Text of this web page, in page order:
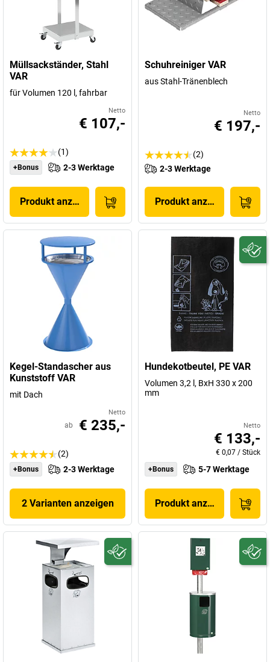
Müllsackständer, Stahl
VAR
für Volumen 120 l, fahrbar
Netto
€ 107,-
(1)
+Bonus 2-3 Werktage
Produkt anzeigen
Schuhreiniger VAR
aus Stahl-Tränenblech
Netto
€ 197,-
(2)
2-3 Werktage
Produkt anzeigen
Kegel-Standascher aus
Kunststoff VAR
mit Dach
Netto
ab € 235,-
(2)
+Bonus 2-3 Werktage
2 Varianten anzeigen
Hundekotbeutel, PE VAR
Volumen 3,2 l, BxH 330 x 200
mm
Netto
€ 133,-
€ 0,07 / Stück
+Bonus
5-7 Werktage
Produkt anzeigen